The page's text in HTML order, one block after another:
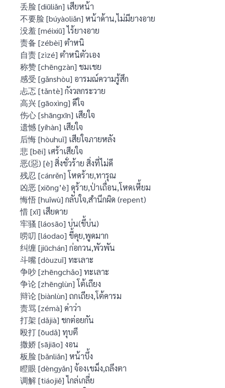
丢脸 [diūliǎn] เสียหน้า
不要脸 [búyàoliǎn] หน้าด้าน,ไม่มียางอาย
没羞 [méixiū] ไร้ยางอาย
责备 [zébèi] ตำหนิ
自责 [zìzé] ตำหนิตัวเอง
称赞 [chēngzàn] ชมเชย
感受 [gǎnshòu] อารมณ์ความรู้สึก
忐忑 [tǎntè] กังวลกระวาย
高兴 [gāoxìng] ดีใจ
伤心 [shāngxīn] เสียใจ
遗憾 [yíhàn] เสียใจ
后悔 [hòuhuǐ] เสียใจภายหลัง
悲 [bēi] เศร้าเสียใจ
恶(惡) [è] สิ่งชั่วร้าย สิ่งที่ไม่ดี
残忍 [cánrěn] โหดร้าย,ทารุณ
凶恶 [xiōng’è] ดุร้าย,ป่าเถื่อน,โหดเหี้ยม
悔悟 [huǐwù] กลับใจ,สำนึกผิด (repent)
惜 [xī] เสียดาย
牢骚 [láosāo] บ่น(ขึ้บ่น)
唠叨 [láodao] ขี้คุย,พูดมาก
纠缠 [jiūchán] ก่อกวน,พัวพัน
斗嘴 [dòuzuǐ] ทะเลาะ
争吵 [zhēngchǎo] ทะเลาะ
争论 [zhēnglùn] โต้เถียง
辩论 [biànlùn] ถกเถียง,โต้คารม
责骂 [zémà] ด่าว่า
打架 [dǎjià] ชกต่อยกัน
殴打 [ōudǎ] ทุบตี
撒娇 [sājiāo] งอน
板脸 [bǎnliǎn] หน้าบึ้ง
瞪眼 [dèngyǎn] จ้องเขม็ง,ถลึงตา
调解 [tiáojiě] ไกล่เกลี่ย